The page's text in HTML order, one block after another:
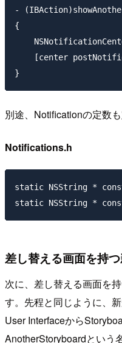
-
{
[center
別途、Notificationの定数
Notifications.h
static NSString *
差し替える画面を持
次に、差し替える画面を
す。先程と同じように、
User Interfaceから
AnotherStoryboardという